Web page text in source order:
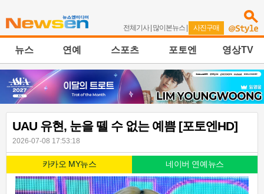
전체기사| 많이본뉴스 | 사진구매
뉴스 연예 스포츠 포토엔 영상TV
UAU 유현, 눈을 뗄 수 없는 예쁨 [포토엔HD]
2026-07-08 17:53:18
카카오 MY뉴스 네이버 연예뉴스